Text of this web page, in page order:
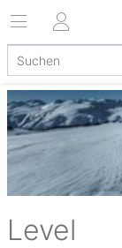
Level